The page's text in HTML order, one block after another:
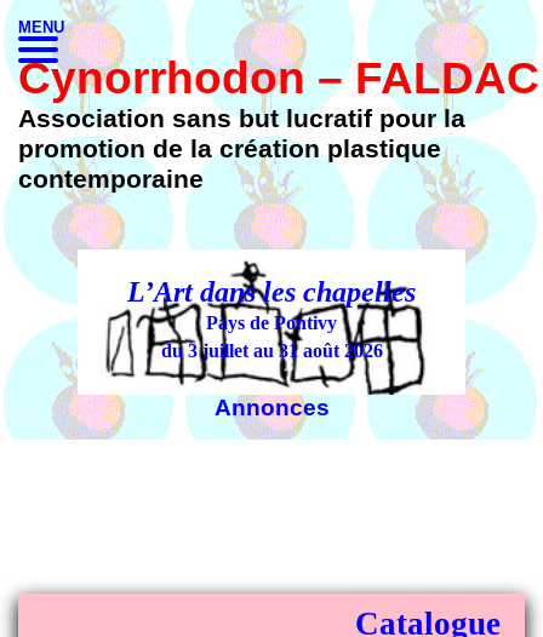
Cynorrhodon – FALDAC
Association sans but lucratif pour la
promotion de la création plastique
contemporaine
L’Art dans les chapelles
Pays de Pontivy
du 3 juillet au 31 août 2026
Annonces
MENU